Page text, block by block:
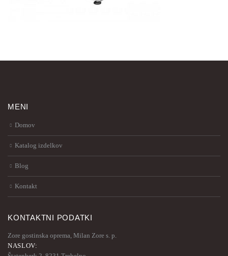
MENI
Domov
Katalog izdelkov
Blog
Kontakt
KONTAKTNI PODATKI
Zore gostinska oprema, Milan Zore s. p.
NASLOV: